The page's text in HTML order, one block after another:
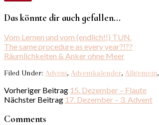
Das könnte dir auch gefallen...
Vom Lernen und vom (endlich!!) TUN.
The same procedure as every year?!??
Räumlichkeiten & Anker ohne Meer
Filed Under: Advent, Adventkalender, Allgemein,
Vorheriger Beitrag 15. Dezember – Flaute
Nächster Beitrag 17. Dezember – 3. Advent
Comments